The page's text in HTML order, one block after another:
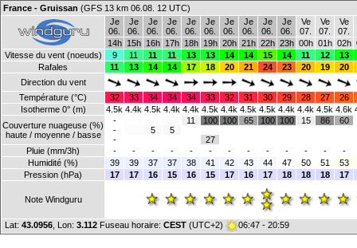
France - Gruissan (GFS 13 km 06.08. 12 UTC)
Je
06.
Je
06.
Je
06.
Je
06.
Je
06.
Je
06.
Je
06.
Je
06.
Je
06.
Je
06.
Ve
07.
Ve
07.
Ve
07.
14h
15h 16h 17h 18h 19h 20h 21h 22h 23h 00h 01h 02h
Vitesse du vent (noeuds)
9 11 11 11 13 13 14 14 15 14 11 12
13
Rafales
11 13 14 14 17 18 20 21 24 23 20 19
20
Direction du vent
Température (°C)
32 33 34 34 34 33 32 31 30 29 28 27
26
Isotherme 0° (m)
4.5k 4.4k 4.5k 4.4k 4.4k 4.5k 4.4k 4.5k 4.5k 4.4k 4.4k 4.5k 4.6k
Couverture nuageuse (%)
haute / moyenne / basse
-
-
-
5 5
11
100
27
100 65 100 100 15 86 60
Pluie (mm/3h) - - - - - - - - - - - -
-
Humidité (%)
39 39 37 37 38 41 42 43 44 47 50 51
53
Pression (hPa)
17 17 16 15 16 15 17 16 17 18 18 18 17
Note Windguru
Lat: 43.0956, Lon: 3.112 Fuseau horaire: CEST (UTC+2) 06:47 - 20:59